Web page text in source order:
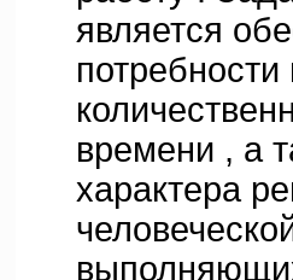
является
времени , а
характера